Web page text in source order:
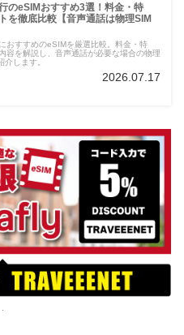
のeSIMおすすめ3選！料金・特
を徹底比較【音声通話は物理SIM
おすすめのeSIMを厳選比較。料金・特
容を解説し、音声通話が必要な場合の物理
介します。
2026.07.17